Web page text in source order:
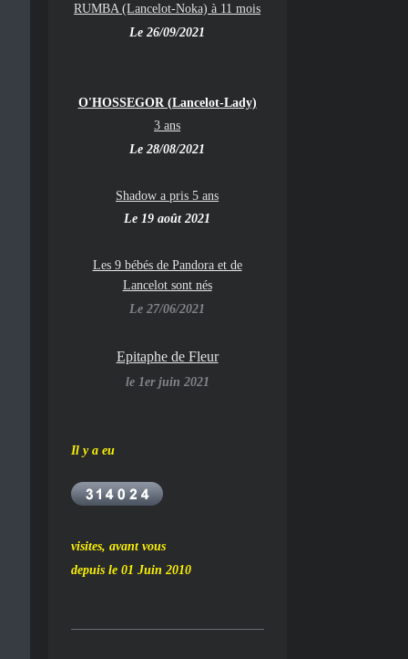
RUMBA (Lancelot-Noka) à 11 mois
Le 26/09/2021
O'HOSSEGOR (Lancelot-Lady)
3 ans
Le 28/08/2021
Shadow a pris 5 ans
Le 19 août 2021
Les 9 bébés de Pandora et de
Lancelot sont nés
Le 27/06/2021
Epitaphe de Fleur
le 1er juin 2021
Il y a eu
visites, avant vous
depuis le 01 Juin 2010